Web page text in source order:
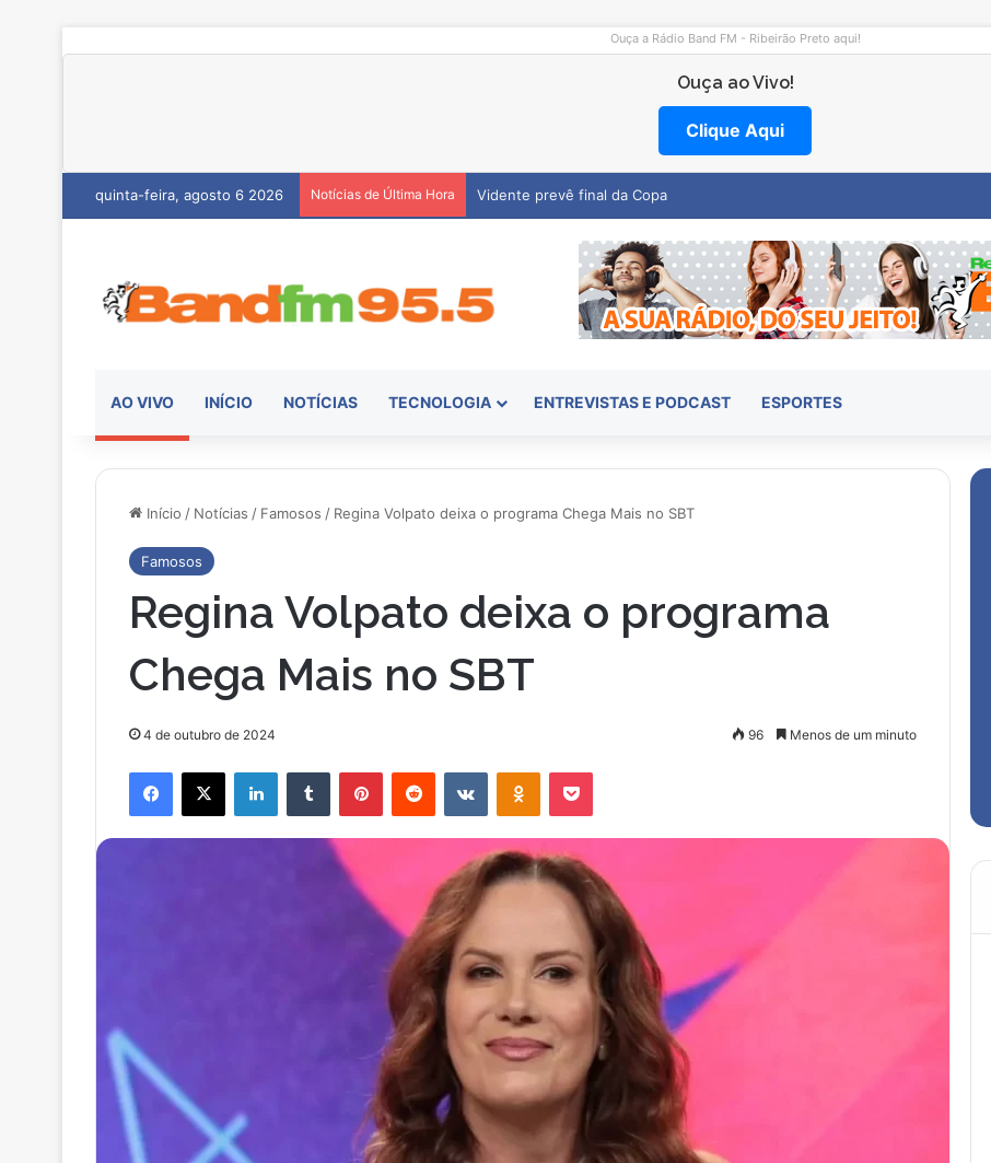
Ouça a Rádio Band FM - Ribeirão Preto aqui!
Ouça ao Vivo!
Clique Aqui
quinta-feira, agosto 6 2026 Notícias de Última Hora Hemocentro abre vagas na região
AO VIVO INÍCIO NOTÍCIAS TECNOLOGIA ENTREVISTAS E PODCAST ESPORTES
Início / Notícias / Famosos / Regina Volpato deixa o programa Chega Mais no SBT
Famosos
Regina Volpato deixa o programa
Chega Mais no SBT
4 de outubro de 2024 96 Menos de um minuto